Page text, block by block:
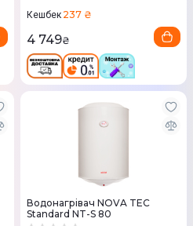
Кешбек 237 ₴
4 749₴
Водонагрівач NOVA TEC
Standard NT-S 80